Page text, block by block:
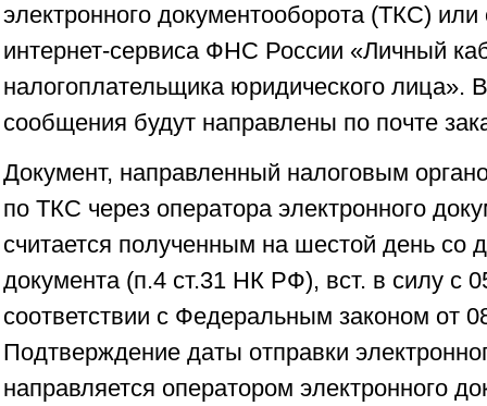
электронного документооборота (ТКС)
интернет-сервиса ФНС России «Личный
налогоплательщика юридического лица».
сообщения будут направлены по почте
Документ, направленный налоговым
по ТКС через оператора электронного
считается полученным на шестой день со
документа (п.4 ст.31 НК РФ), вст. в силу с
соответствии с Федеральным законом от
Подтверждение даты отправки
направляется оператором электронного